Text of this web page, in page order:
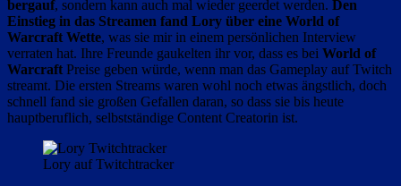
bergauf, sondern kann auch mal wieder geerdet werden. Den
Einstieg in das Streamen fand Lory über eine World of
Warcraft Wette, was sie mir in einem persönlichen Interview
verraten hat. Ihre Freunde gaukelten ihr vor, dass es bei World of
Warcraft Preise geben würde, wenn man das Gameplay auf Twitch
streamt. Die ersten Streams waren wohl noch etwas ängstlich, doch
schnell fand sie großen Gefallen daran, so dass sie bis heute
hauptberuflich, selbstständige Content Creatorin ist.
Lory auf Twitchtracker